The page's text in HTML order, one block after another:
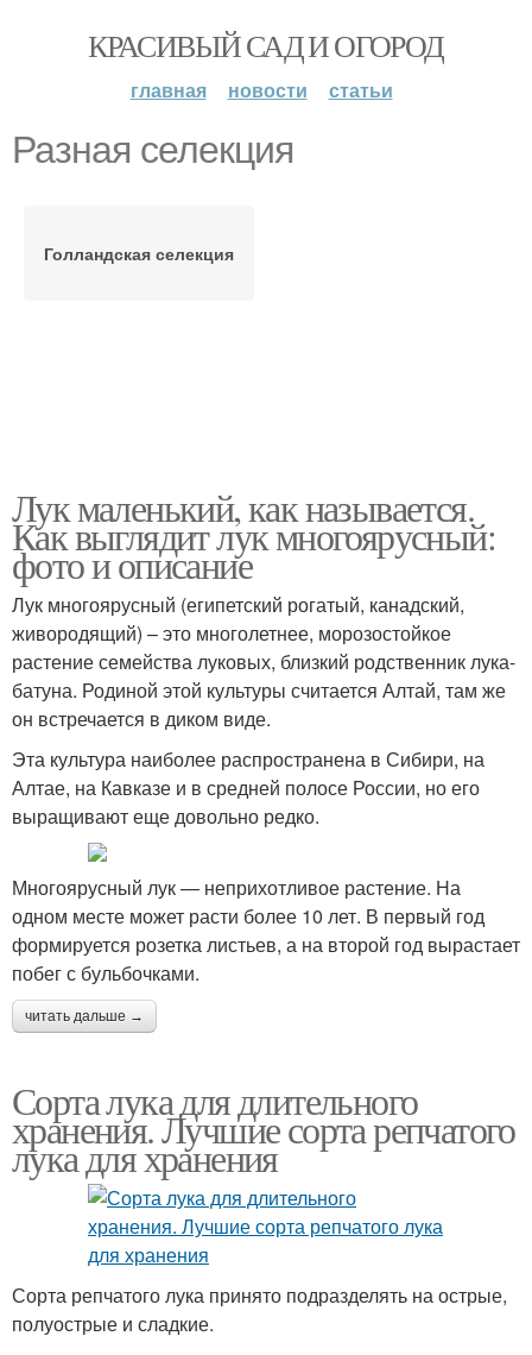
КРАСИВЫЙ САД И ОГОРОД
главная новости статьи
Разная селекция
Голландская селекция
Лук маленький, как называется.
Как выглядит лук многоярусный:
фото и описание
Лук многоярусный (египетский рогатый, канадский,
живородящий) – это многолетнее, морозостойкое
растение семейства луковых, близкий родственник лука-
батуна. Родиной этой культуры считается Алтай, там же
он встречается в диком виде.
Эта культура наиболее распространена в Сибири, на
Алтае, на Кавказе и в средней полосе России, но его
выращивают еще довольно редко.
Многоярусный лук — неприхотливое растение. На
одном месте может расти более 10 лет. В первый год
формируется розетка листьев, а на второй год вырастает
побег с бульбочками.
читать дальше →
Сорта лука для длительного
хранения. Лучшие сорта репчатого
лука для хранения
Сорта репчатого лука принято подразделять на острые,
полуострые и сладкие.